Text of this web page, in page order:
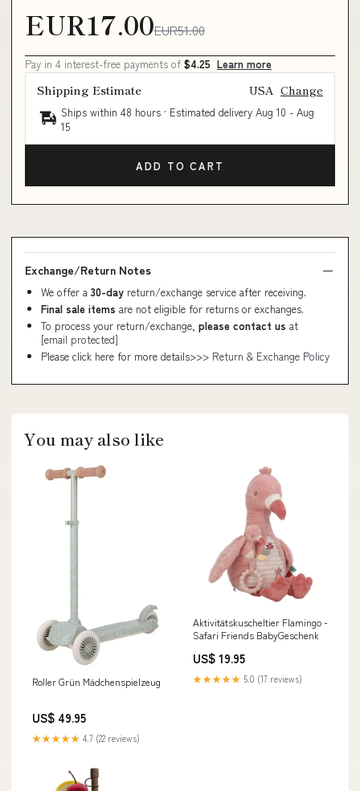
EUR17.00EUR51.00
Pay in 4 interest-free payments of $4.25 Learn more
Shipping Estimate USA Change
Ships within 48 hours · Estimated delivery Aug 10 - Aug
15
ADD TO CART
Exchange/Return Notes
We offer a 30-day return/exchange service after receiving.
Final sale items are not eligible for returns or exchanges.
To process your return/exchange, please contact us at
[email protected]
Please click here for more details>>> Return & Exchange Policy
You may also like
Roller Grün Mädchenspielzeug
US$ 49.95
★★★★★ 4.7 (22 reviews)
Aktivitätskuscheltier Flamingo -
Safari Friends BabyGeschenk
US$ 19.95
★★★★★ 5.0 (17 reviews)